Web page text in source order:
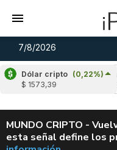
7/8/2026
Dólar cripto (0,22%)
$ 1573,39
(-1,80%)
u$s
MUNDO CRIPTO -
esta señal define los